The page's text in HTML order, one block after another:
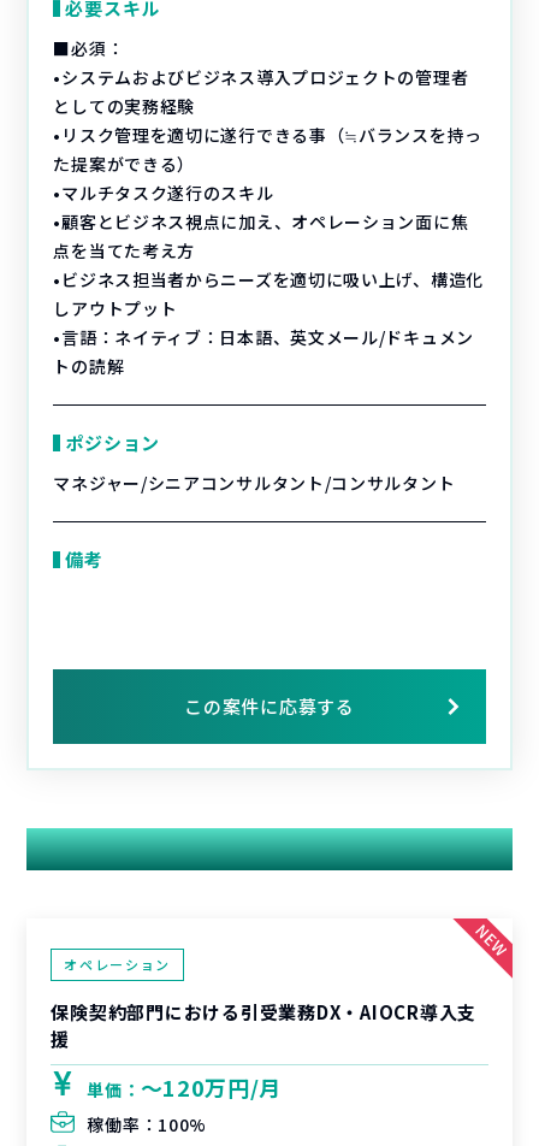
必要スキル
■必須：
•システムおよびビジネス導入プロジェクトの管理者
としての実務経験
•リスク管理を適切に遂行できる事（≒バランスを持っ
た提案ができる）
•マルチタスク遂行のスキル
•顧客とビジネス視点に加え、オペレーション面に焦
点を当てた考え方
•ビジネス担当者からニーズを適切に吸い上げ、構造化
しアウトプット
•言語：ネイティブ：日本語、英文メール/ドキュメン
トの読解
ポジション
マネジャー/シニアコンサルタント/コンサルタント
備考
この案件に応募する
関連する案件
オペレーション
保険契約部門における引受業務DX・AIOCR導入支
援
単価： 〜120万円/月
稼働率： 100%